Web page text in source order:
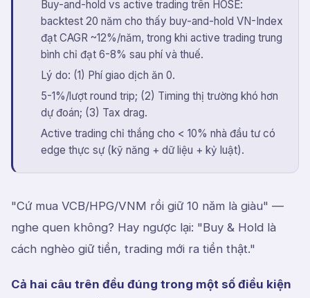
Buy-and-hold vs active trading trên HOSE:
backtest 20 năm cho thấy buy-and-hold VN-Index
đạt CAGR ~12%/năm, trong khi active trading trung
bình chỉ đạt 6-8% sau phí và thuế.
Lý do: (1) Phí giao dịch ăn 0.
5-1%/lượt round trip; (2) Timing thị trường khó hơn
dự đoán; (3) Tax drag.
Active trading chỉ thắng cho < 10% nhà đầu tư có
edge thực sự (kỹ năng + dữ liệu + kỷ luật).
"Cứ mua VCB/HPG/VNM rồi giữ 10 năm là giàu" —
nghe quen không? Hay ngược lại: "Buy & Hold là
cách nghèo giữ tiền, trading mới ra tiền thật."
Cả hai câu trên đều đúng trong một số điều kiện